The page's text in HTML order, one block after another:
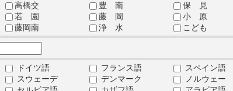
高橋交 豊 南 保 見
若 園 藤 岡 小 原
藤岡南 浄 水 こども
ドイツ語 フランス語 スペイン語
スウェーデ デンマーク ノルウェー